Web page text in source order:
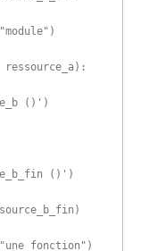
"module" )
ressource_a) :
()' )
()' )
)
"une fonction" )